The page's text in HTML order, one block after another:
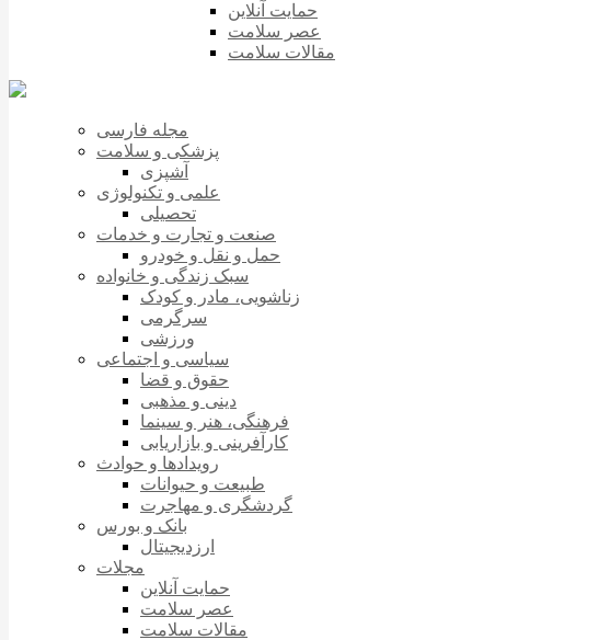
حمایت آنلاین
عصر سلامت
مقالات سلامت
مجله فارسی
پزشکی و سلامت
آشپزی
علمی و تکنولوژی
تحصیلی
صنعت و تجارت و خدمات
حمل و نقل و خودرو
سبک زندگی و خانواده
زناشویی، مادر و کودک
سرگرمی
ورزشی
سیاسی و اجتماعی
حقوق و قضا
دینی و مذهبی
فرهنگی، هنر و سینما
کارآفرینی و بازاریابی
رویدادها و حوادث
طبیعت و حیوانات
گردشگری و مهاجرت
بانک و بورس
ارزدیجیتال
مجلات
حمایت آنلاین
عصر سلامت
مقالات سلامت